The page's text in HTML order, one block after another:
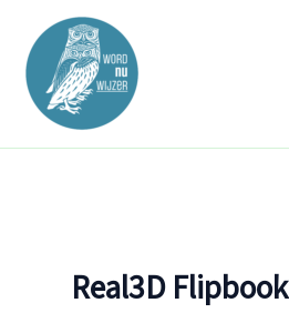
inhoud
Real3D Flipbook